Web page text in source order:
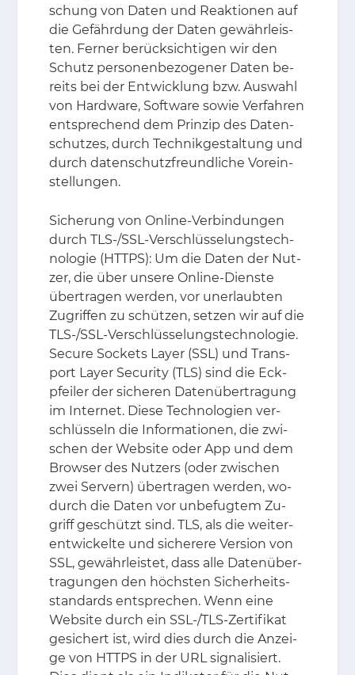
schung von Da­ten und Re­ak­tio­nen auf
die Ge­fähr­dung der Da­ten ge­währ­leis­
ten. Fer­ner be­rück­sich­ti­gen wir den
Schutz per­so­nen­be­zo­ge­ner Da­ten be­
reits bei der Ent­wick­lung bzw. Aus­wahl
von Hard­ware, Soft­ware so­wie Ver­fah­ren
ent­spre­chend dem Prin­zip des Da­ten­
schut­zes, durch Tech­nik­ge­stal­tung und
durch da­ten­schutz­freund­li­che Vor­ein­
stel­lun­gen.
Si­che­rung von On­line-Ver­bin­dun­gen
durch TLS-/​SSL-Ver­schlüs­se­lungs­tech­
no­lo­gie (HTTPS): Um die Da­ten der Nut­
zer, die über un­se­re On­line-Diens­te
über­tra­gen wer­den, vor un­er­laub­ten
Zu­grif­fen zu schüt­zen, set­zen wir auf die
TLS-/​SSL-Ver­schlüs­se­lungs­tech­no­lo­gie.
Se­cu­re So­ckets Lay­er (SSL) und Trans­
port Lay­er Se­cu­ri­ty (TLS) sind die Eck­
pfei­ler der si­che­ren Da­ten­über­tra­gung
im In­ter­net. Die­se Tech­no­lo­gi­en ver­
schlüs­seln die In­for­ma­tio­nen, die zwi­
schen der Web­site oder App und dem
Brow­ser des Nut­zers (oder zwi­schen
zwei Ser­vern) über­tra­gen wer­den, wo­
durch die Da­ten vor un­be­fug­tem Zu­
griff ge­schützt sind. TLS, als die wei­ter­
ent­wi­ckel­te und si­che­re­re Ver­si­on von
SSL, ge­währ­leis­tet, dass alle Da­ten­über­
tra­gun­gen den höchs­ten Si­cher­heits­
stan­dards ent­spre­chen. Wenn eine
Web­site durch ein SSL-/​TLS-Zer­ti­fi­kat
ge­si­chert ist, wird dies durch die An­zei­
ge von HTTPS in der URL si­gna­li­siert.